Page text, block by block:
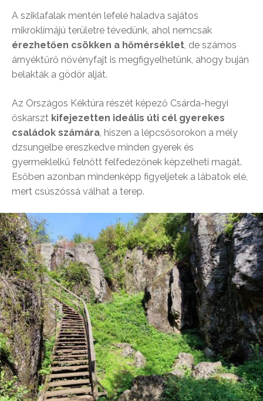
A sziklafalak mentén lefelé haladva sajátos
mikroklímájú területre tévedünk, ahol nemcsak
érezhetően csökken a hőmérséklet, de számos
árnyéktűrő növényfajt is megfigyelhetünk, ahogy buján
belakták a gödör alját.
Az Országos Kéktúra részét képező Csárda-hegyi
őskarszt kifejezetten ideális úti cél gyerekes
családok számára, hiszen a lépcsősorokon a mély
dzsungelbe ereszkedve minden gyerek és
gyermeklelkű felnőtt felfedezőnek képzelheti magát.
Esőben azonban mindenképp figyeljetek a lábatok elé,
mert csúszóssá válhat a terep.